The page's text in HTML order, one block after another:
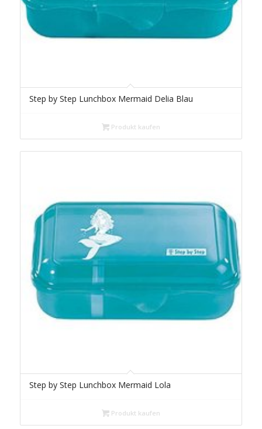
Step by Step Lunchbox Mermaid Delia Blau
Produkt kaufen
Step by Step Lunchbox Mermaid Lola
Produkt kaufen